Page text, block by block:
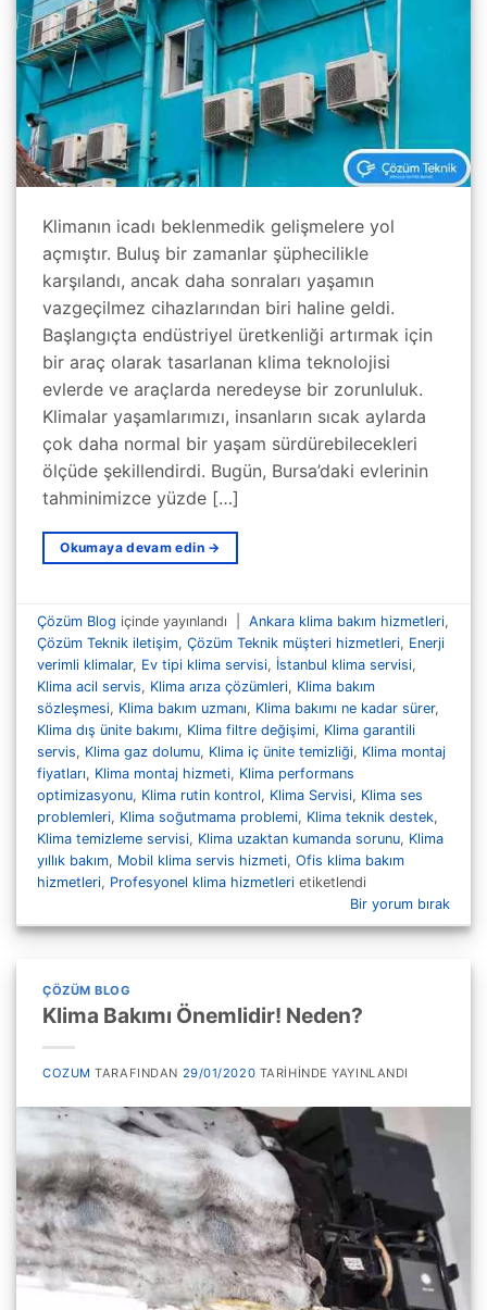
Klimanın icadı beklenmedik gelişmelere yol
açmıştır. Buluş bir zamanlar şüphecilikle
karşılandı, ancak daha sonraları yaşamın
vazgeçilmez cihazlarından biri haline geldi.
Başlangıçta endüstriyel üretkenliği artırmak için
bir araç olarak tasarlanan klima teknolojisi
evlerde ve araçlarda neredeyse bir zorunluluk.
Klimalar yaşamlarımızı, insanların sıcak aylarda
çok daha normal bir yaşam sürdürebilecekleri
ölçüde şekillendirdi. Bugün, Bursa’daki evlerinin
tahminimizce yüzde […]
Okumaya devam edin →
Çözüm Blog içinde yayınlandı Ankara klima bakım hizmetleri,
Çözüm Teknik iletişim,Çözüm Teknik müşteri hizmetleri, Enerji
verimli klimalar, Ev tipi klima servisi, İstanbul klima servisi,
Klima acil servis, Klima arıza çözümleri, Klima bakım
sözleşmesi, Klima bakım uzmanı, Klima bakımı ne kadar sürer,
Klima dış ünite bakımı, Klima filtre değişimi, Klima garantili
servis, Klima gaz dolumu, Klima iç ünite temizliği, Klima montaj
fiyatları, Klima montaj hizmeti, Klima performans
optimizasyonu, Klima rutin kontrol, Klima Servisi, Klima ses
problemleri, Klima soğutmama problemi, Klima teknik destek,
Klima temizleme servisi, Klima uzaktan kumanda sorunu, Klima
yıllık bakım, Mobil klima servis hizmeti,Ofis klima bakım
hizmetleri, Profesyonel klima hizmetleri etiketlendi
Bir yorum bırak
ÇÖZÜM BLOG
Klima Bakımı Önemlidir! Neden?
COZUM TARAFINDAN 29/01/2020 TARIHINDE YAYINLANDI